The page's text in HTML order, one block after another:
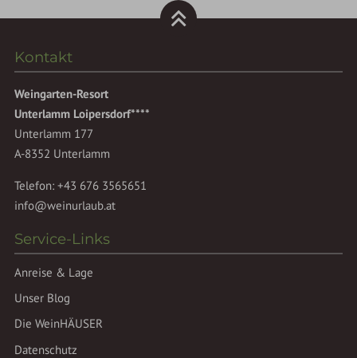
Kontakt
Weingarten-Resort
Unterlamm Loipersdorf****
Unterlamm 177
A-8352 Unterlamm
Telefon:+43 676 3565651
info@weinurlaub.at
Service-Links
Anreise & Lage
Unser Blog
Die WeinHÄUSER
Datenschutz